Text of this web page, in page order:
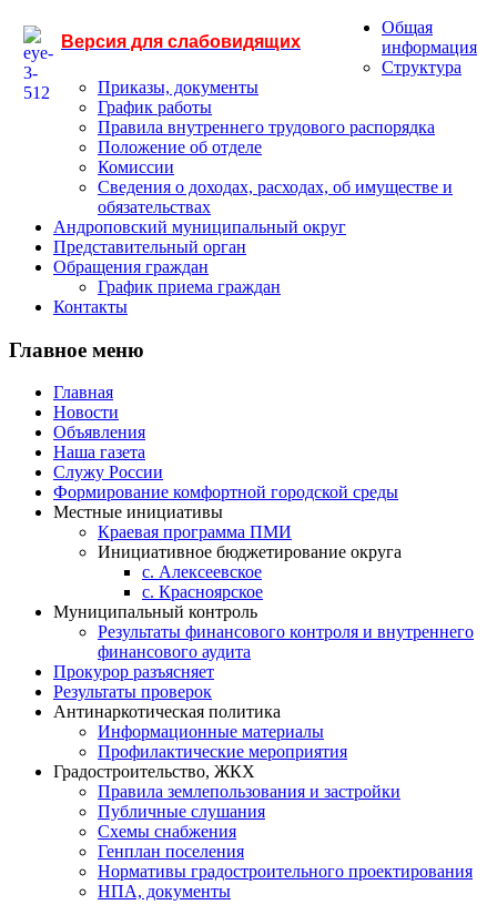
Версия для слабовидящих
Общая
информация
Структура
Приказы, документы
График работы
Правила внутреннего трудового распорядка
Положение об отделе
Комиссии
Сведения о доходах, расходах, об имуществе и
обязательствах
Андроповский муниципальный округ
Представительный орган
Обращения граждан
График приема граждан
Контакты
Главное меню
Главная
Новости
Объявления
Наша газета
Служу России
Формирование комфортной городской среды
Местные инициативы
Краевая программа ПМИ
Инициативное бюджетирование округа
с. Алексеевское
с. Красноярское
Муниципальный контроль
Результаты финансового контроля и внутреннего
финансового аудита
Прокурор разъясняет
Результаты проверок
Антинаркотическая политика
Информационные материалы
Профилактические мероприятия
Градостроительство, ЖКХ
Правила землепользования и застройки
Публичные слушания
Схемы снабжения
Генплан поселения
Нормативы градостроительного проектирования
НПА, документы